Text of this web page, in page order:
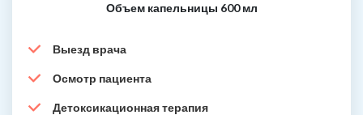
Объем капельницы 600 мл
Выезд врача
Осмотр пациента
Детоксикационная терапия